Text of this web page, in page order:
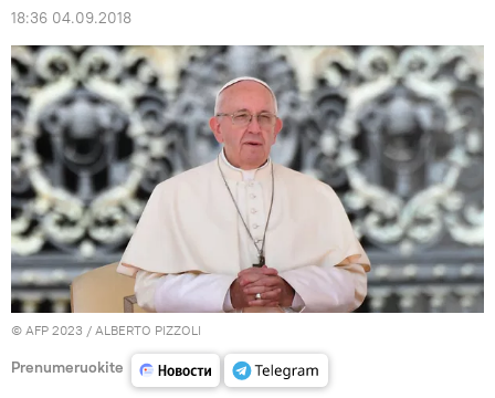
18:36 04.09.2018
© AFP 2023 / ALBERTO PIZZOLI
Prenumeruokite